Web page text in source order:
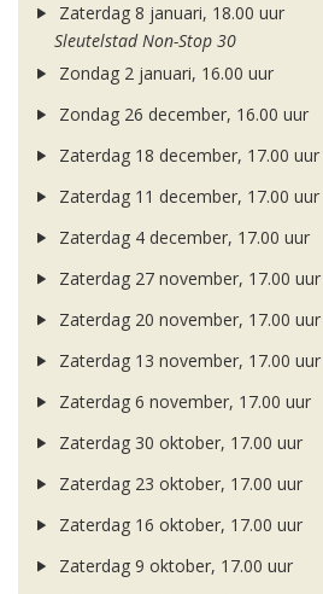
Zaterdag 8 januari, 18.00 uur
Sleutelstad Non-Stop 30
Zondag 2 januari, 16.00 uur
Zondag 26 december, 16.00 uur
Zaterdag 18 december, 17.00 uur
Zaterdag 11 december, 17.00 uur
Zaterdag 4 december, 17.00 uur
Zaterdag 27 november, 17.00 uur
Zaterdag 20 november, 17.00 uur
Zaterdag 13 november, 17.00 uur
Zaterdag 6 november, 17.00 uur
Zaterdag 30 oktober, 17.00 uur
Zaterdag 23 oktober, 17.00 uur
Zaterdag 16 oktober, 17.00 uur
Zaterdag 9 oktober, 17.00 uur